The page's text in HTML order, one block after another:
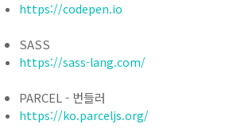
https://codepen.io
SASS
https://sass-lang.com/
PARCEL - 번들러
https://ko.parceljs.org/